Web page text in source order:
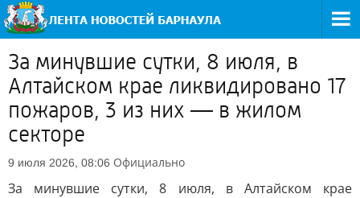
За минувшие сутки, 8 июля, в
Алтайском крае ликвидировано 17
пожаров, 3 из них — в жилом
секторе
9 июля 2026, 08:06 Официально
За минувшие сутки, 8 июля, в Алтайском крае